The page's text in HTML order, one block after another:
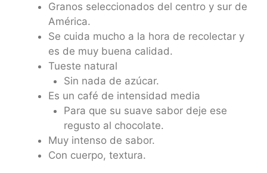
Granos seleccionados del centro y sur de
América.
Se cuida mucho a la hora de recolectar y
es de muy buena calidad.
Tueste natural
Sin nada de azúcar.
Es un café de intensidad media
Para que su suave sabor deje ese
regusto al chocolate.
Muy intenso de sabor.
Con cuerpo, textura.